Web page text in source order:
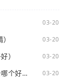
03-20
03-20
） 03-20
个好
03-20